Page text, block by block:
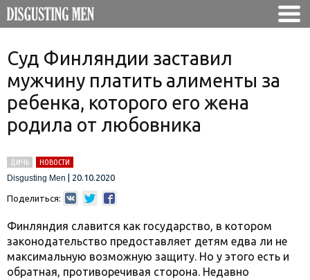
Суд Финляндии заставил
мужчину платить алименты за
ребенка, которого его жена
родила от любовника
ДИЧЬ
НОВОСТИ
Disgusting Men
20.10.2020
Поделиться:
Финляндия славится как государство, в котором
законодательство предоставляет детям едва ли не
максимальную возможную защиту. Но у этого есть и
обратная, противоречивая сторона. Недавно